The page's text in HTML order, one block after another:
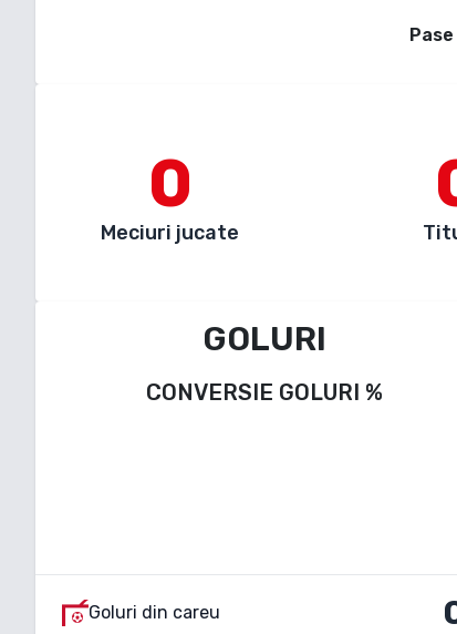
0
Meciuri jucate
GOLURI
CONVERSIE GOLURI %
Goluri din careu